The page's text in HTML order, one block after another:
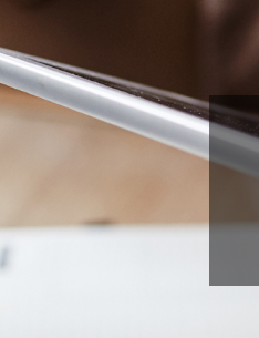
خدمات الدائرة
خدمات الأفراد